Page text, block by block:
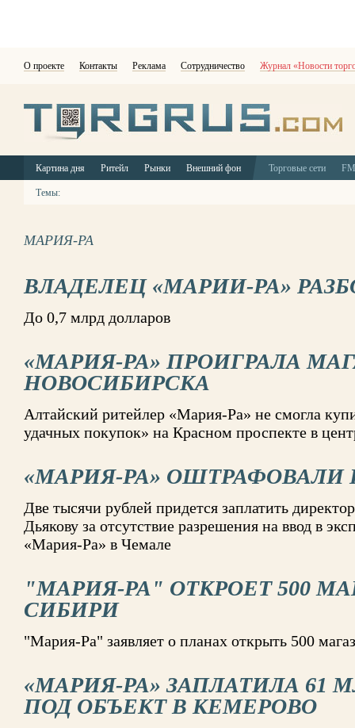
О проекте Контакты Реклама Сотрудничество Журнал «Новости
Картина дня Ритейл Рынки Внешний фон Торговые сети
Темы:
МАРИЯ-РА
ВЛАДЕЛЕЦ «МАРИИ-РА»
До 0,7 млрд долларов
«МАРИЯ-РА» ПРОИГРАЛА
НОВОСИБИРСКА
Алтайский ритейлер «Мария-Ра» не смогла
удачных покупок» на Красном проспекте в
«МАРИЯ-РА» ОШТРАФОВАЛИ
Две тысячи рублей придется заплатить
Дьякову за отсутствие разрешения на ввод в
«Мария-Ра» в Чемале
"МАРИЯ-РА" ОТКРОЕТ 500
СИБИРИ
"Мария-Ра" заявляет о планах открыть 500
«МАРИЯ-РА» ЗАПЛАТИЛА 61
ПОД ОБЪЕКТ В КЕМЕРОВО